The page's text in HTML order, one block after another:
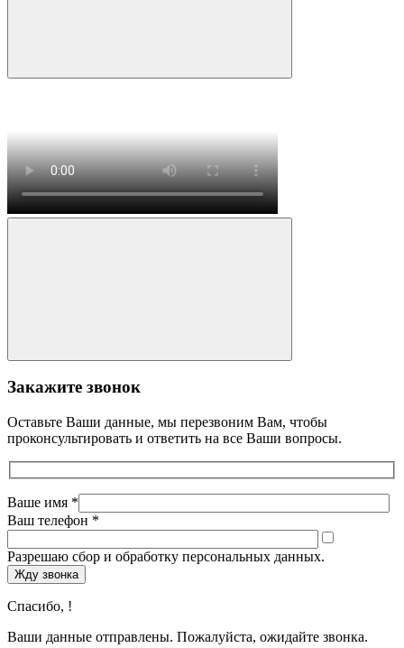
Закажите звонок
Оставьте Ваши данные, мы перезвоним Вам, чтобы
проконсультировать и ответить на все Ваши вопросы.
Ваше имя *
Ваш телефон *
Разрешаю сбор и обработку персональных данных.
Жду звонка
Спасибо, !
Ваши данные отправлены. Пожалуйста, ожидайте звонка.